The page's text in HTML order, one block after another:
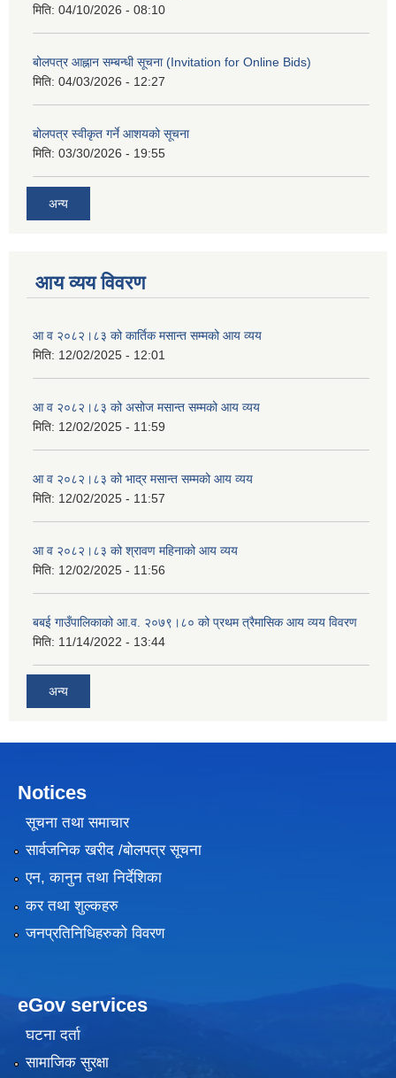
मिति: 04/10/2026 - 08:10
बोलपत्र आह्नान सम्बन्धी सूचना (Invitation for Online Bids)
मिति: 04/03/2026 - 12:27
बोलपत्र स्वीकृत गर्ने आशयको सूचना
मिति: 03/30/2026 - 19:55
अन्य
आय व्यय विवरण
आ व २०८२।८३ को कार्तिक मसान्त सम्मको आय व्यय
मिति: 12/02/2025 - 12:01
आ व २०८२।८३ को असोज मसान्त सम्मको आय व्यय
मिति: 12/02/2025 - 11:59
आ व २०८२।८३ को भाद्र मसान्त सम्मको आय व्यय
मिति: 12/02/2025 - 11:57
आ व २०८२।८३ को श्रावण महिनाको आय व्यय
मिति: 12/02/2025 - 11:56
बबई गाउँपालिकाको आ.व. २०७९।८० को प्रथम त्रैमासिक आय व्यय विवरण
मिति: 11/14/2022 - 13:44
अन्य
Notices
सूचना तथा समाचार
सार्वजनिक खरीद /बोलपत्र सूचना
एन, कानुन तथा निर्देशिका
कर तथा शुल्कहरु
जनप्रतिनिधिहरुको विवरण
eGov services
घटना दर्ता
सामाजिक सुरक्षा